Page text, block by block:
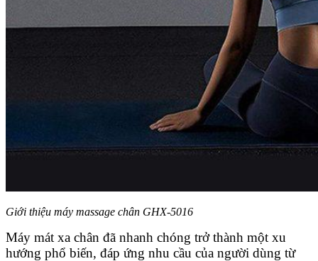
Giới thiệu máy massage chân GHX-5016
Máy mát xa chân đã nhanh chóng trở thành một xu
hướng phổ biến, đáp ứng nhu cầu của người dùng từ